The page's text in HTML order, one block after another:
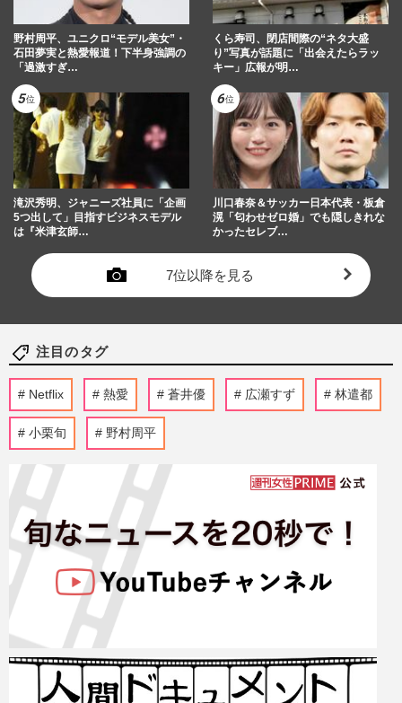
野村周平、ユニクロ“モデル美女”・
石田夢実と熱愛報道！下半身強調の
「過激すぎ…
くら寿司、閉店間際の“ネタ大盛
り”写真が話題に「出会えたらラッ
キー」広報が明…
滝沢秀明、ジャニーズ社員に「企画
5つ出して」目指すビジネスモデル
は『米津玄師…
川口春奈＆サッカー日本代表・板倉
滉「匂わせゼロ婚」でも隠しきれな
かったセレブ…
7位以降を見る
注目のタグ
Netflix 熱愛 蒼井優 広瀬すず 林遣都
小栗旬 野村周平